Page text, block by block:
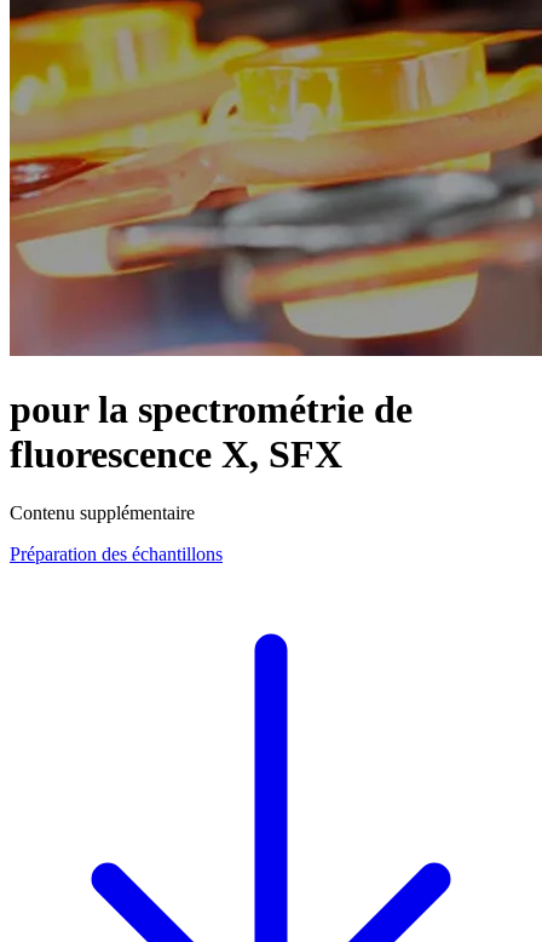
pour la spectrométrie de
fluorescence X, SFX
Contenu supplémentaire
Préparation des échantillons